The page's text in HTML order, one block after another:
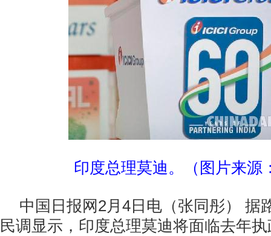
印度总理莫迪。（图片来源
中国日报网2月4日电（张同彤） 据
民调显示，印度总理莫迪将面临去年